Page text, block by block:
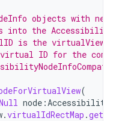
objects with
into the
is the
ID for the
(
node :
.virtualIdRectMap .get